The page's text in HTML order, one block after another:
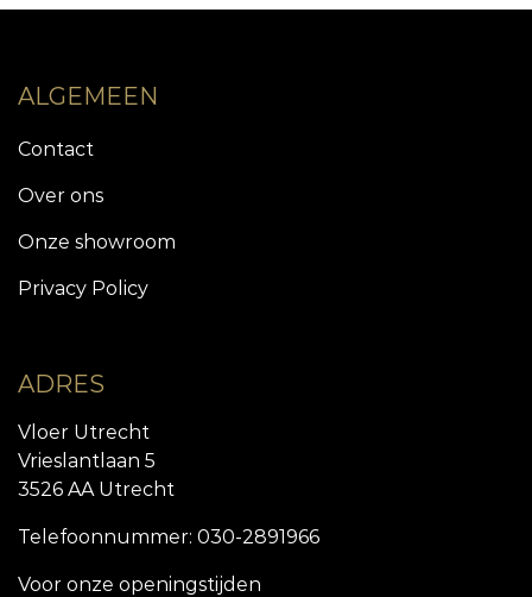
ALGEMEEN
Contact
Over ons
Onze showroom
Privacy Policy
ADRES
Vloer Utrecht
Vrieslantlaan 5
3526 AA Utrecht
Telefoonnummer: 030-2891966
Voor onze openingstijden